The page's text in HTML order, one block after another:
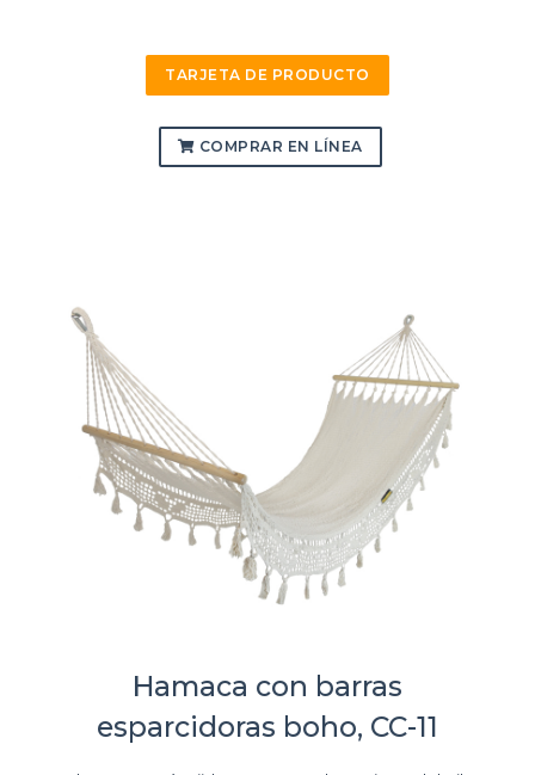
TARJETA DE PRODUCTO
COMPRAR EN LÍNEA
Hamaca con barras
esparcidoras boho, CC-11